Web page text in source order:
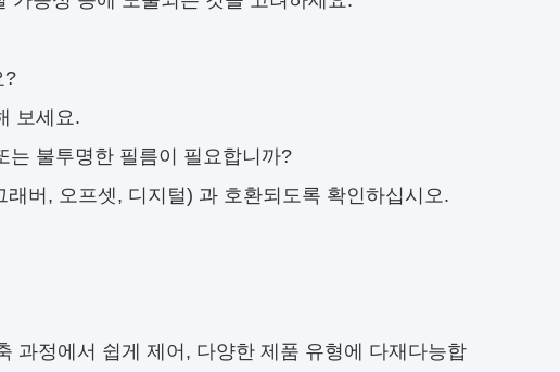
?
보세요.
는 불투명한 필름이 필요합니까?
버, 오프셋, 디지털) 과 호환되도록 확인하십시오.
과정에서 쉽게 제어, 다양한 제품 유형에 다재다능합